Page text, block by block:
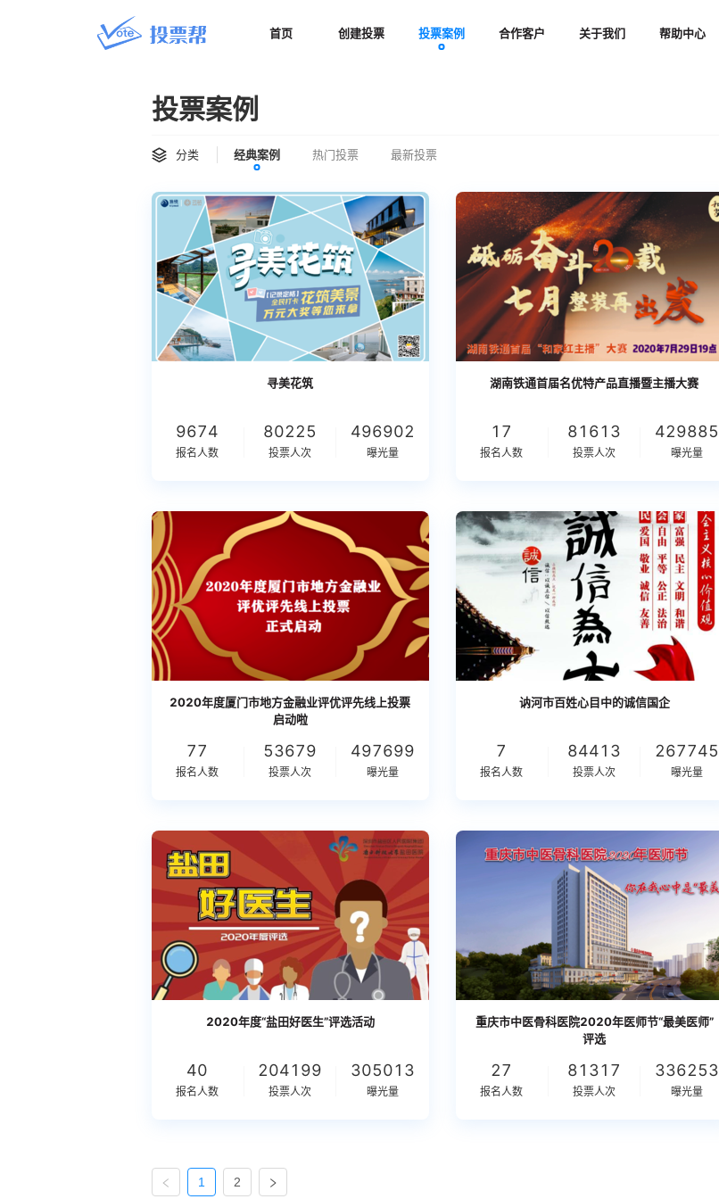
首页 创建投票 投票案例 合作客户 关于我们 帮助中心
投票案例
分类 经典案例 热门投票 最新投票
寻美花筑
9674
报名人数
80225
投票人次
496902
曝光量
湖南铁通首届名优特产品直播暨主播大赛
17
报名人数
81613
投票人次
429885
曝光量
2020年度厦门市地方金融业评优评先线上投票
启动啦
77
报名人数
53679
投票人次
497699
曝光量
讷河市百姓心目中的诚信国企
7
报名人数
84413
投票人次
267745
曝光量
2020年度“盐田好医生”评选活动
40
报名人数
204199
投票人次
305013
曝光量
重庆市中医骨科医院2020年医师节“最美医师”
评选
27
报名人数
81317
投票人次
336253
曝光量
1 2